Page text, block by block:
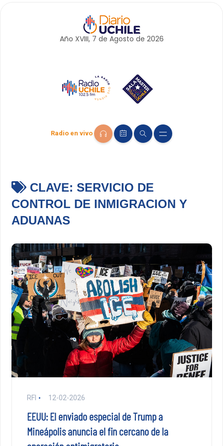
Año XVIII, 7 de Agosto de 2026
Radio en vivo
CLAVE: SERVICIO DE
CONTROL DE INMIGRACION Y
ADUANAS
RFI 12-02-2026
EEUU: El enviado especial de Trump a
Mineápolis anuncia el fin cercano de la